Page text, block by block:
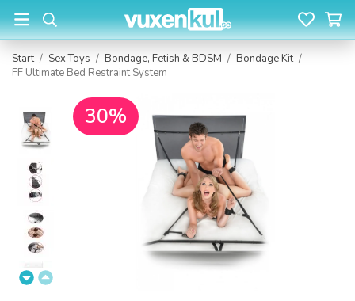
Start / Sex Toys / Bondage, Fetish & BDSM / Bondage Kit /
FF Ultimate Bed Restraint System
30%